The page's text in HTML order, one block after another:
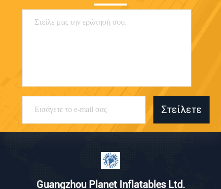
Στείλετε
Guangzhou Planet Inflatables Ltd.